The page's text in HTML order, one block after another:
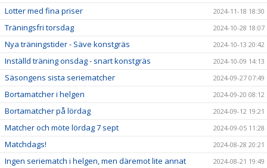
Lotter med fina priser 2024-11-18 18:30
Träningsfri torsdag 2024-10-28 18:07
Nya träningstider - Säve konstgräs 2024-10-13 20:42
Inställd träning onsdag - snart konstgräs 2024-10-09 14:13
Säsongens sista seriematcher 2024-09-27 07:49
Bortamatcher i helgen 2024-09-20 08:12
Bortamatcher på lördag 2024-09-12 19:21
Matcher och möte lördag 7 sept 2024-09-05 11:28
Matchdags! 2024-08-28 20:21
Ingen seriematch i helgen, men däremot lite annat 2024-08-21 19:49